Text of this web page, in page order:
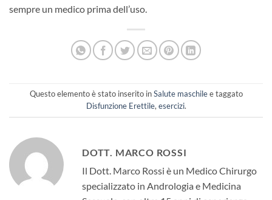
sempre un medico prima dell’uso.
Questo elemento è stato inserito inSalute maschilee taggato
Disfunzione Erettile, esercizi.
DOTT. MARCO ROSSI
Il Dott. Marco Rossi è un Medico Chirurgo
specializzato in Andrologia e Medicina